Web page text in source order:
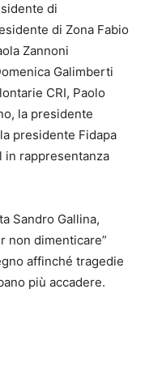
di
di Zona Fabio
Zannoni
Galimberti
CRI, Paolo
la presidente
presidente Fidapa
in rappresentanza
Sandro Gallina,
non dimenticare”
affinché tragedie
più accadere.